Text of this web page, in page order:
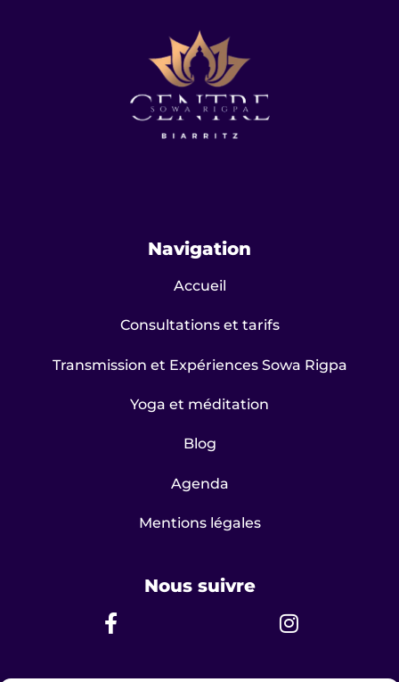
Navigation
Accueil
Consultations et tarifs
Transmission et Expériences Sowa Rigpa
Yoga et méditation
Blog
Agenda
Mentions légales
Nous suivre